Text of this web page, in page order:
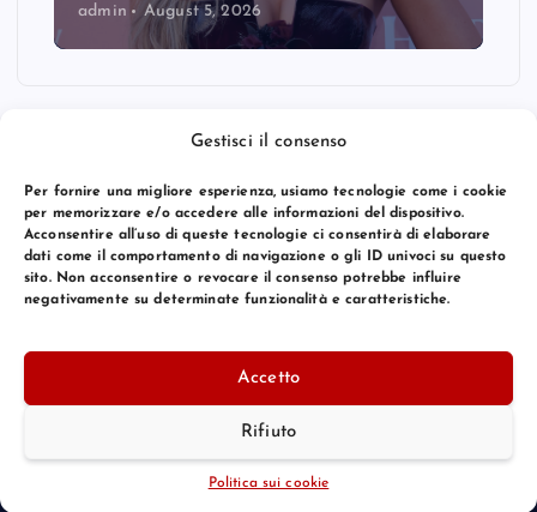
Gestisci il consenso
Per fornire una migliore esperienza, usiamo tecnologie come i cookie
per memorizzare e/o accedere alle informazioni del dispositivo.
Acconsentire all’uso di queste tecnologie ci consentirà di elaborare
dati come il comportamento di navigazione o gli ID univoci su questo
sito. Non acconsentire o revocare il consenso potrebbe influire
negativamente su determinate funzionalità e caratteristiche.
Accetto
Rifiuto
Politica sui cookie
admin August 5, 2026